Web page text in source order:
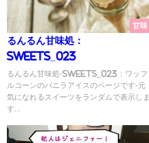
甘味
るんるん甘味処：
Sweets_023
るんるん甘味処-Sweets_023：ワッフ
ルコーンのバニラアイスのページです-元
気になれるスイーツをランダムで表示しま
す...